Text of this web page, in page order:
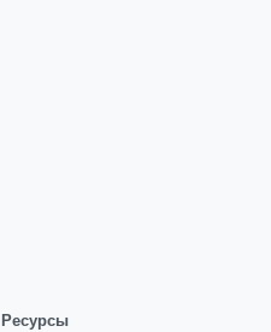
Ресурсы